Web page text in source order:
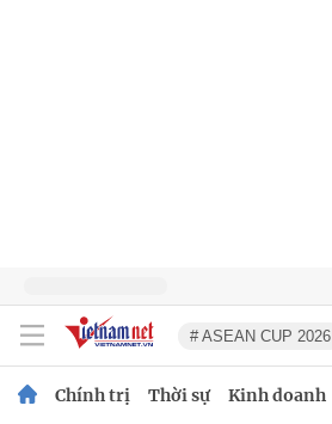
# ASEAN CUP 2026
Chính trị Thời sự Kinh doanh